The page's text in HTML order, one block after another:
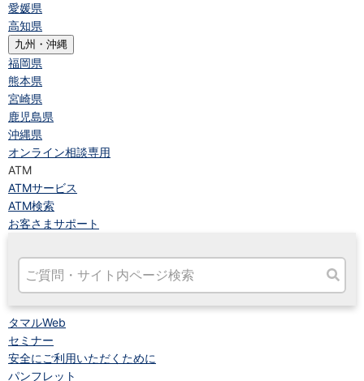
愛媛県
高知県
九州・沖縄
福岡県
熊本県
宮崎県
鹿児島県
沖縄県
オンライン相談専用
ATM
ATMサービス
ATM検索
お客さまサポート
タマルWeb
セミナー
安全にご利用いただくために
パンフレット